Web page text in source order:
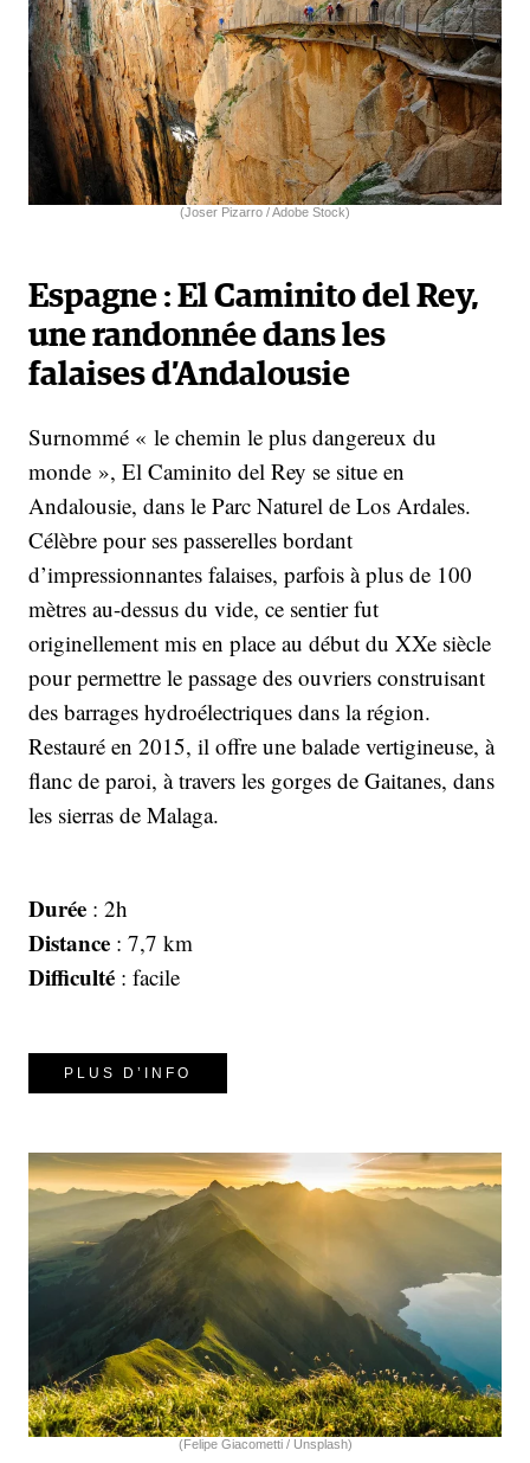
(Joser Pizarro / Adobe Stock)
Espagne : El Caminito del Rey,
une randonnée dans les
falaises d’Andalousie
Surnommé « le chemin le plus dangereux du
monde », El Caminito del Rey se situe en
Andalousie, dans le Parc Naturel de Los Ardales.
Célèbre pour ses passerelles bordant
d’impressionnantes falaises, parfois à plus de 100
mètres au-dessus du vide, ce sentier fut
originellement mis en place au début du XXe siècle
pour permettre le passage des ouvriers construisant
des barrages hydroélectriques dans la région.
Restauré en 2015, il offre une balade vertigineuse, à
flanc de paroi, à travers les gorges de Gaitanes, dans
les sierras de Malaga.
Durée : 2h
Distance : 7,7 km
Difficulté : facile
PLUS D’INFO
(Felipe Giacometti / Unsplash)